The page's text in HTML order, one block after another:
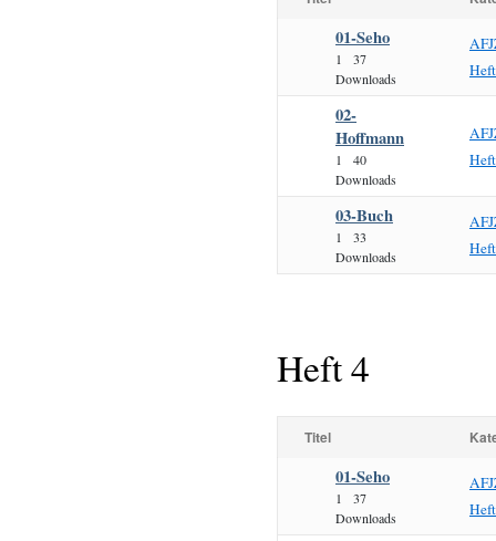
01-Seho
1
37
Downloads
02-
Hoffmann
1
40
Downloads
03-Buch
1
33
Downloads
Heft 4
Titel
01-Seho
1
37
Downloads